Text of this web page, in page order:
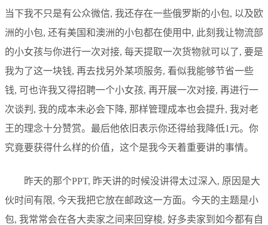
当下我不只是有公众微信, 我还存在一些俄罗斯的小包, 以及欧
洲的小包, 还有美国和澳洲的小包都在使用中, 此刻我让物流部
的小女孩与你进行一次对接, 每天提取一次货物就可以了, 要是
我为了这一块钱, 再去找另外某项服务, 看似我能够节省一些
钱, 可也许我又得招聘一个小女孩, 再开展一次对接, 再进行一
次谈判, 我的成本未必会下降, 那样管理成本也会提升, 我对老
王的理念十分赞赏。最后他依旧表示你还得给我降低1元。你
究竟要获得什么样的价值，这个是我今天着重要讲的事情。
昨天的那个PPT, 昨天讲的时候没讲得太过深入, 原因是大
伙时间有限, 今天我把它放在邮政这一方面。今天的主题是小
包, 我常常会在各大卖家之间来回穿梭, 好多卖家到如今都有自